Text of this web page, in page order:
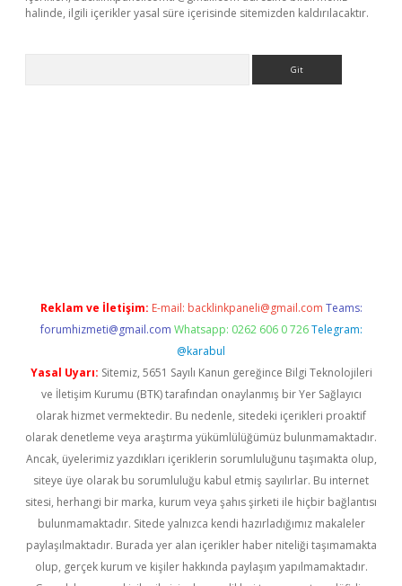
halinde, ilgili içerikler yasal süre içerisinde sitemizden kaldırılacaktır.
Reklam ve İletişim: E-mail: backlinkpaneli@gmail.com Teams:
forumhizmeti@gmail.com Whatsapp: 0262 606 0 726 Telegram:
@karabul
Yasal Uyarı: Sitemiz, 5651 Sayılı Kanun gereğince Bilgi Teknolojileri
ve İletişim Kurumu (BTK) tarafından onaylanmış bir Yer Sağlayıcı
olarak hizmet vermektedir. Bu nedenle, sitedeki içerikleri proaktif
olarak denetleme veya araştırma yükümlülüğümüz bulunmamaktadır.
Ancak, üyelerimiz yazdıkları içeriklerin sorumluluğunu taşımakta olup,
siteye üye olarak bu sorumluluğu kabul etmiş sayılırlar. Bu internet
sitesi, herhangi bir marka, kurum veya şahıs şirketi ile hiçbir bağlantısı
bulunmamaktadır. Sitede yalnızca kendi hazırladığımız makaleler
paylaşılmaktadır. Burada yer alan içerikler haber niteliği taşımamakta
olup, gerçek kurum ve kişiler hakkında paylaşım yapılmamaktadır.